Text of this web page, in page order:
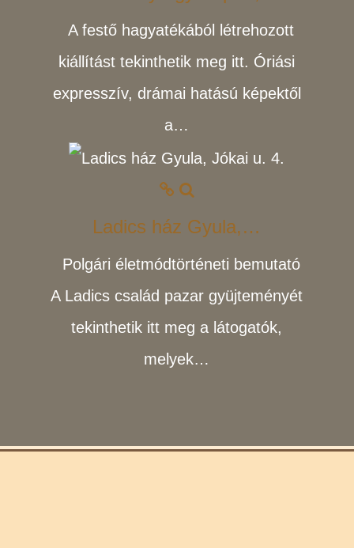
A festő hagyatékából létrehozott
kiállítást tekinthetik meg itt. Óriási
expresszív, drámai hatású képektől
a…
Ladics ház Gyula,…
Polgári életmódtörténeti bemutató
A Ladics család pazar gyüjteményét
tekinthetik itt meg a látogatók,
melyek…